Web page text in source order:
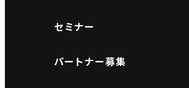
セミナー
パートナー募集